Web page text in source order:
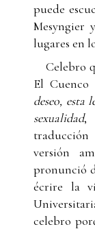
puede
Mesyngier
lugares en
Celebro
El Cuenco
deseo, esta
sexualidad,
versión
pronunció
écrire la
celebro